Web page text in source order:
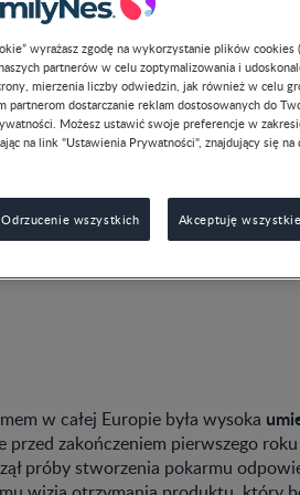
jak najlepszy start w przyszłość.
krok stanowią pełne emocji,
ich pociechom w tych niezwykłych
krajach, założył skromny
w całej Europie była wysoka
przed zakończeniem pierwszego
próby stworzenia pokarmu
wyrażasz zgodę na wykorzystanie plików cookies
partnerów w celu zoptymalizowania i
mierzenia liczby odwiedzin, jak również w celu
dostarczanie reklam dostosowanych do
Możesz ustawić swoje preferencje w
na link "Ustawienia Prywatności", znajdujący się na
Odrzucenie wszystkich Akceptuję